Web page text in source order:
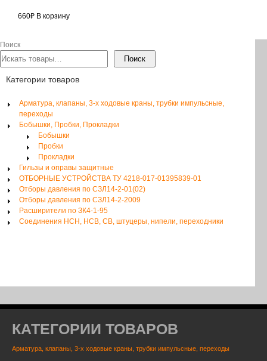
660₽ В корзину
Поиск
Поиск
Категории товаров
Арматура, клапаны, 3-х ходовые краны, трубки импульсные,
переходы
Бобышки, Пробки, Прокладки
Бобышки
Пробки
Прокладки
Гильзы и оправы защитные
ОТБОРНЫЕ УСТРОЙСТВА ТУ 4218-017-01395839-01
Отборы давления по СЗЛ14-2-01(02)
Отборы давления по СЗЛ14-2-2009
Расширители по ЗК4-1-95
Соединения НСН, НСВ, СВ, штуцеры, нипели, переходники
КАТЕГОРИИ ТОВАРОВ
Арматура, клапаны, 3-х ходовые краны, трубки импульсные, переходы